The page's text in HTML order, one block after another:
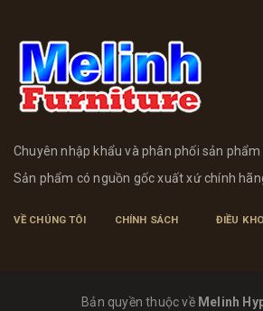
Chuyên nhập khẩu và phân phối sản
Sản phẩm có nguồn gốc xuất xứ chính
VỀ CHÚNG TÔI CHÍNH SÁCH ĐIỀU
Bản quyền thuộc về Melinh